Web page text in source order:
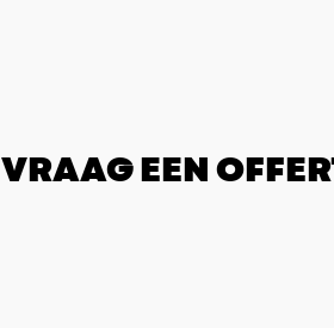
VRAAG EEN